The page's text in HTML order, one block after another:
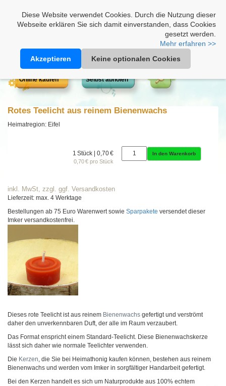
Diese Website verwendet Cookies. Durch die Nutzung dieser
Webseite erklären Sie sich damit einverstanden, dass Cookies
gesetzt werden.
Mehr erfahren >>
Akzeptieren
Keine optionalen Cookies
Online kaufen Selbst abholen
Rotes Teelicht aus reinem Bienenwachs
Heimatregion: Eifel
1 Stück | 0,70 €
0,70 € pro Stück
In den Warenkorb
inkl. MwSt, zzgl. ggf. Versandkosten
Lieferzeit: max. 4 Werktage
Bestellungen ab 75 Euro Warenwert sowie Sparpakete versendet dieser
Imker versandkostenfrei.
Dieses rote Teelicht ist aus reinem Bienenwachs gefertigt und verströmt
daher den unverkennbaren Duft, der alle im Raum verzaubert.
Das Format enspricht einem Standard-Teelicht. Diese Bienenwachskerze
lässt sich daher wie normale Teelichter verwenden.
Die Kerzen, die Sie bei Heimathonig kaufen können, bestehen aus reinem
Bienenwachs und werden vom Imker in sorgfältiger Handarbeit gefertigt.
Bei den Kerzen handelt es sich um Naturprodukte aus 100% echtem